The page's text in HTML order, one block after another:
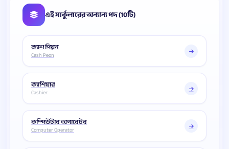
এই সার্কুলারের অন্যান্য পদ (10টি)
ক্যাশ পিয়ন
Cash Peon
ক্যাশিয়ার
Cashier
কম্পিউটার অপারেটর
Computer Operator